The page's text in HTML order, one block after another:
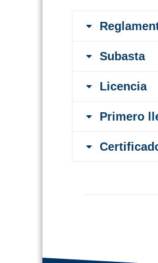
Subasta
Licencia
Primero